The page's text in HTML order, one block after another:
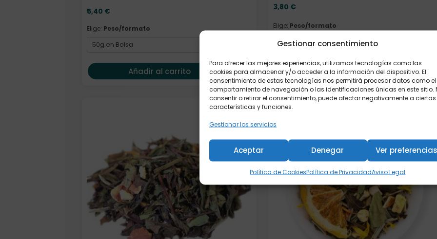
Gestionar consentimiento
Para ofrecer las mejores experiencias, utilizamos tecnologías como las
cookies para almacenar y/o acceder a la información del dispositivo. El
consentimiento de estas tecnologías nos permitirá procesar datos como el
comportamiento de navegación o las identificaciones únicas en este sitio.
consentir o retirar el consentimiento, puede afectar negativamente a ciertas
características y funciones.
Gestionar los servicios
Aceptar Denegar Ver
Política de CookiesPolítica de PrivacidadAviso Legal
5,40 €
Elige: Peso/formato
Añadir al carrito
3,80 €
Elige: Peso/formato
Añadir al carrito